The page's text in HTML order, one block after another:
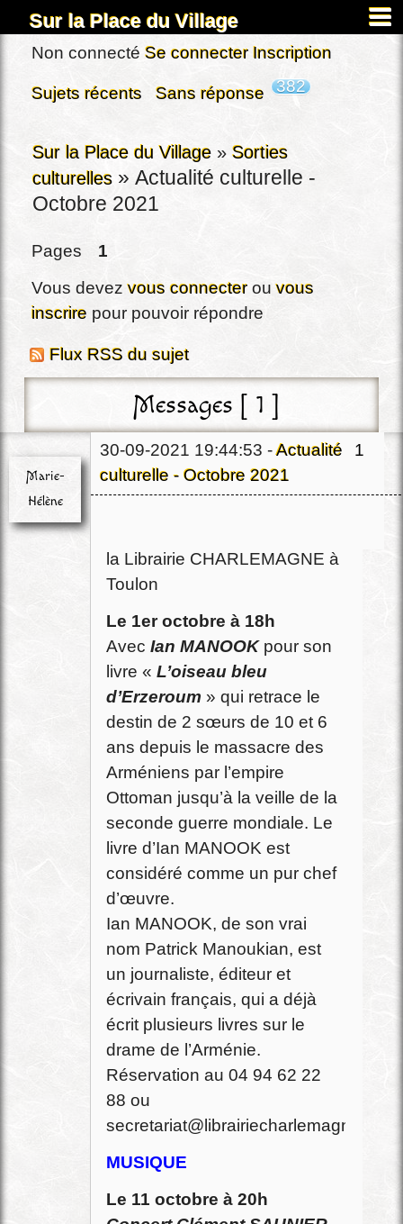
Sur la Place du Village
Accueil
À propos
Images&Docs
Chercher
Actus
Dardennes
Inscription
Connexion
Non connecté Se connecter Inscription
Sujets récents Sans réponse 382
Sur la Place du Village » Sorties
culturelles » Actualité culturelle -
Octobre 2021
Pages
1
Vous devezvous connecterouvous
inscrire pour pouvoir répondre
Flux RSS du sujet
Messages [ 1 ]
1
Marie-
Hélène
30-09-2021 19:44:53 -Actualité
culturelle - Octobre 2021
la Librairie CHARLEMAGNE à
Toulon
Le 1er octobre à 18h
Avec Ian MANOOKpour son
livre « L’oiseau bleu
d’Erzeroum » qui retrace le
destin de 2 sœurs de 10 et 6
ans depuis le massacre des
Arméniens par l’empire
Ottoman jusqu’à la veille de la
seconde guerre mondiale. Le
livre d’Ian MANOOK est
considéré comme un pur chef
d’œuvre.
Ian MANOOK, de son vrai
nom Patrick Manoukian, est
un journaliste, éditeur et
écrivain français, qui a déjà
écrit plusieurs livres sur le
drame de l’Arménie.
Réservation au 04 94 62 22
88 ou
secretariat@librairiecharlemagne.com
MUSIQUE
Le 11 octobre à 20h